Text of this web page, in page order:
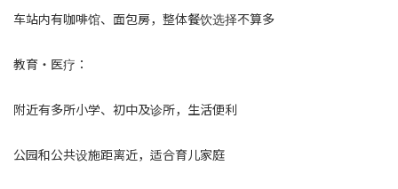
车站内有咖啡馆、面包房，整体餐饮选择不算多
教育・医疗：
附近有多所小学、初中及诊所，生活便利
公园和公共设施距离近，适合育儿家庭